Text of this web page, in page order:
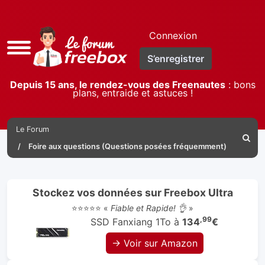
Accès
rapide
Connexion
S’enregistrer
Depuis 15 ans, le rendez-vous des Freenautes: bons
plans, entraide et astuces !
Le Forum
Foire aux questions (Questions posées fréquemment)
Stockez vos données sur Freebox Ultra
⭐⭐⭐⭐⭐ « Fiable et Rapide! 👌»
SSD Fanxiang 1To à 134,99€
→ Voir sur Amazon